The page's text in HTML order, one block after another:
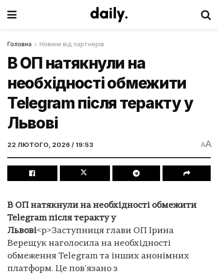
Головна Новини від партнерів
В ОП натякнули на
необхідності обмежити
Telegram після теракту у
Львові
22 ЛЮТОГО, 2026 / 19:53 AA
В ОП натякнули на необхідності обмежити
Telegram після теракту у
Львові<p>Заступниця глави ОП Ірина
Верещук наголосила на необхідності
обмеження Telegram та інших анонімних
платформ. Це пов'язано з